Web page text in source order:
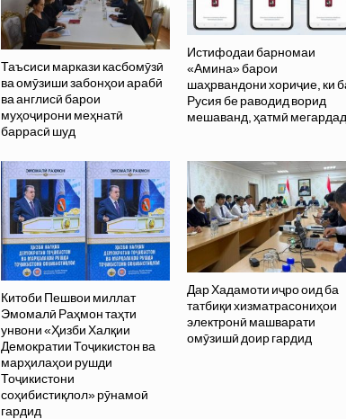
Таъсиси маркази касбомӯзӣ
ва омӯзиши забонҳои арабӣ
ва англисӣ барои
муҳоҷирони меҳнатӣ
баррасӣ шуд
Истифодаи барномаи
«Амина» барои
шаҳрвандони хориҷие, ки
Русия бе раводид ворид
мешаванд, ҳатмӣ мегардад
Китоби Пешвои миллат
Эмомалӣ Раҳмон таҳти
унвони «Ҳизби Халқии
Демократии Тоҷикистон ва
марҳилаҳои рушди
Тоҷикистони
соҳибистиқлол» рӯнамоӣ
гардид
Дар Хадамоти иҷро оид ба
татбиқи хизматрасониҳои
электронӣ машварати
омӯзишӣ доир гардид